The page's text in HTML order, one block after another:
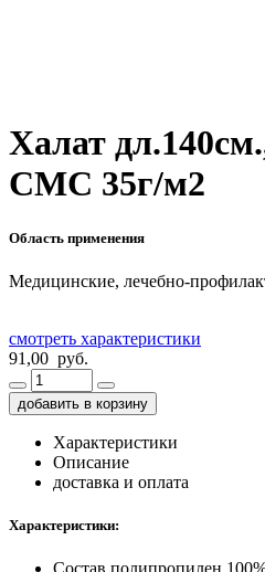
Халат
СМС 35г/м2
Область применения
Медицинские, лечебно-
смотреть характеристики
91,00 руб.
добавить в корзину
Характеристики
Описание
доставка и оплата
Характеристики: